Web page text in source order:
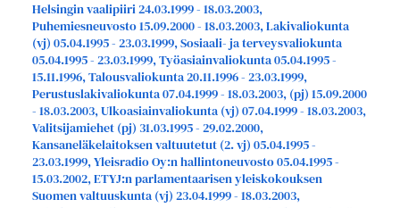
Helsingin vaalipiiri 24.03.1999 - 18.03.2003,
Puhemiesneuvosto 15.09.2000 - 18.03.2003, Lakivaliokunta
(vj) 05.04.1995 - 23.03.1999, Sosiaali- ja terveysvaliokunta
05.04.1995 - 23.03.1999, Työasiainvaliokunta 05.04.1995 -
15.11.1996, Talousvaliokunta 20.11.1996 - 23.03.1999,
Perustuslakivaliokunta 07.04.1999 - 18.03.2003, (pj) 15.09.2000
- 18.03.2003, Ulkoasiainvaliokunta (vj) 07.04.1999 - 18.03.2003,
Valitsijamiehet (pj) 31.03.1995 - 29.02.2000,
Kansaneläkelaitoksen valtuutetut (2. vj) 05.04.1995 -
23.03.1999, Yleisradio Oy:n hallintoneuvosto 05.04.1995 -
15.03.2002, ETYJ:n parlamentaarisen yleiskokouksen
Suomen valtuuskunta (vj) 23.04.1999 - 18.03.2003,